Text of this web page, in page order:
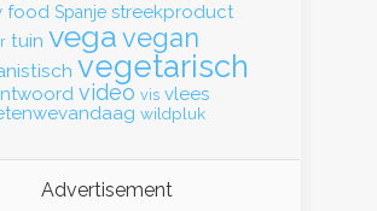
food Spanje streekproduct
tuin vega vegan
vegetarisch
video vis vlees
wildpluk
Advertisement